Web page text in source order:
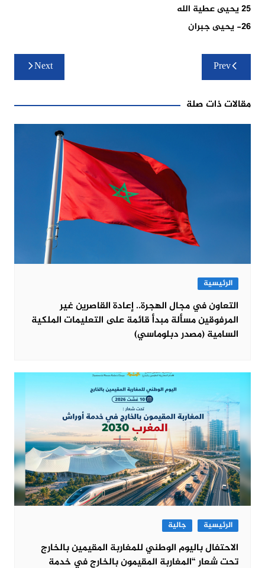
25 يحيى عطية الله
26- يحيى جبران
تصفّح
المقالاتPrev
Next
مقالات ذات صلة
الرئيسية
التعاون في مجال الهجرة.. إعادة القاصرين غير
المرفوقين مسألة مبدأ قائمة على التعليمات الملكية
السامية (مصدر دبلوماسي)
الرئيسية جالية
الاحتفال باليوم الوطني للمغاربة المقيمين بالخارج
تحت شعار “المغاربة المقيمون بالخارج في خدمة